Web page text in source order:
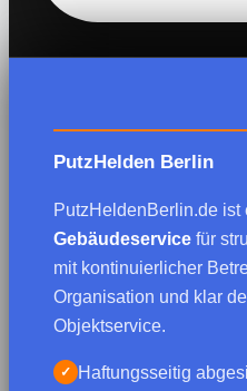
PutzHelden Berlin
PutzHeldenBerlin.de ist
Gebäudeservice für
mit kontinuierlicher
Organisation und klar
Objektservice.
✓ Haftungsseitig